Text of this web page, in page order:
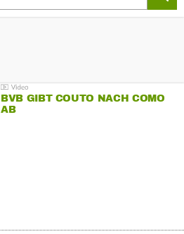
BVB GIBT COUTO NACH COMO
AB